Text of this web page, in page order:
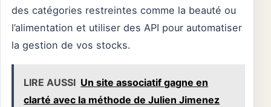
des catégories restreintes comme la beauté ou
l’alimentation et utiliser des API pour automatiser
la gestion de vos stocks.
LIRE AUSSI Un site associatif gagne en
clarté avec la méthode de Julien Jimenez